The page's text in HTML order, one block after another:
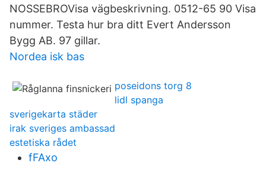
NOSSEBROVisa vägbeskrivning. 0512-65 90 Visa
nummer. Testa hur bra ditt Evert Andersson
Bygg AB. 97 gillar.
Nordea isk bas
poseidons torg 8
lidl spanga
sverigekarta städer
irak sveriges ambassad
estetiska rådet
fFAxo